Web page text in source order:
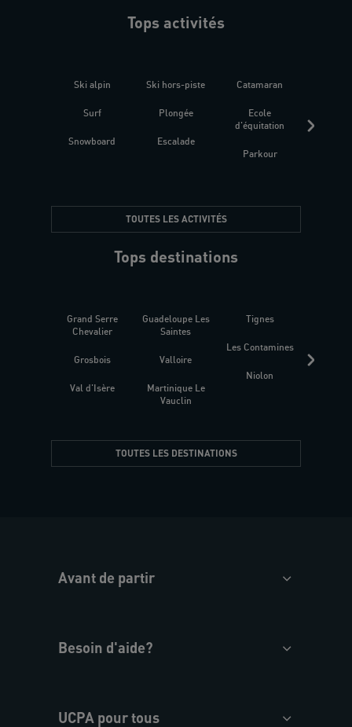
Tops activités
Ski alpin
Surf
Snowboard
Ski hors-piste
Plongée
Escalade
Catamaran
Ecole
d'équitation
Parkour
TOUTES LES ACTIVITÉS
Tops destinations
Grand Serre
Chevalier
Grosbois
Val d'Isère
Guadeloupe Les
Saintes
Valloire
Martinique Le
Vauclin
Tignes
Les Contamines
Niolon
TOUTES LES DESTINATIONS
Avant de partir
Besoin d'aide?
UCPA pour tous